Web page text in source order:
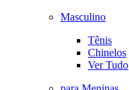
Masculino
Tênis
Chinelos
Ver Tudo